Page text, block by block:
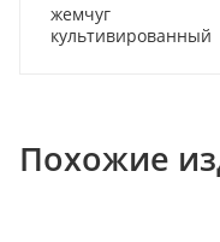
жемчуг
культивированный
Похожие